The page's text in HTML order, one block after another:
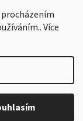
Více
práva vyhrazena.